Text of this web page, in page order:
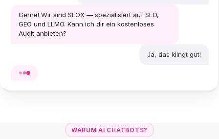
Gerne! Wir sind SEOX — spezialisiert auf SEO,
GEO und LLMO. Kann ich dir ein kostenloses
Audit anbieten?
Ja, das klingt gut!
WARUM AI CHATBOTS?